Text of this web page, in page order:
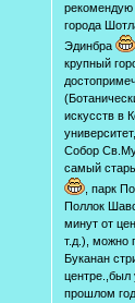
рекомендую
города
Эдинбра
крупный
искусств в
Собор
самый
, парк
Поллок
минут от
т.д.), можно
Буканан
центре.,был
прошлом